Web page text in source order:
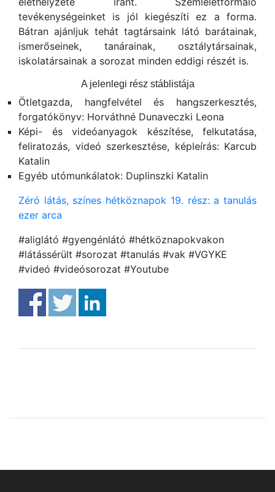
tevékenységeinket is jól kiegészíti ez a forma.
Bátran ajánljuk tehát tagtársaink látó barátainak,
ismerőseinek, tanárainak, osztálytársainak,
iskolatársainak a sorozat minden eddigi részét is.
A jelenlegi rész stáblistája
Ötletgazda, hangfelvétel és hangszerkesztés,
forgatókönyv: Horváthné Dunaveczki Leona
Képi- és videóanyagok készítése, felkutatása,
feliratozás, videó szerkesztése, képleírás: Karcub
Katalin
Egyéb utómunkálatok: Duplinszki Katalin
Zéró látás, színes hétköznapok 19. rész: a tanulás
ezer arca
#aliglátó #gyengénlátó #hétköznapokvakon
#látássérült #sorozat #tanulás #vak #VGYKE
#videó #videósorozat #Youtube